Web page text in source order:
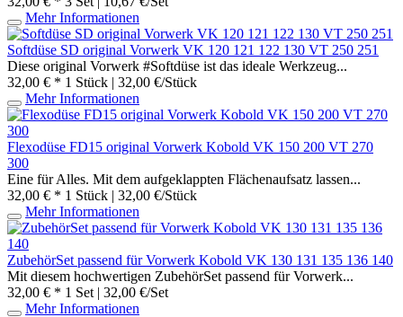
Mehr Informationen
Softdüse SD original Vorwerk VK 120 121 122 130 VT 250 251
Diese original Vorwerk #Softdüse ist das ideale Werkzeug...
32,00 € * 1 Stück | 32,00 €/Stück
Mehr Informationen
Flexodüse FD15 original Vorwerk Kobold VK 150 200 VT 270
300
Eine für Alles. Mit dem aufgeklappten Flächenaufsatz lassen...
32,00 € * 1 Stück | 32,00 €/Stück
Mehr Informationen
ZubehörSet passend für Vorwerk Kobold VK 130 131 135 136 140
Mit diesem hochwertigen ZubehörSet passend für Vorwerk...
32,00 € * 1 Set | 32,00 €/Set
Mehr Informationen